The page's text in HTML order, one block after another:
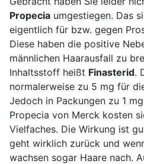
Propecia umgestiegen. Das
eigentlich für bzw. gegen
Diese haben die positive
männlichen Haarausfall zu
Inhaltsstoff heißt Finasterid.
normalerweise zu 5 mg für
Jedoch in Packungen zu 1
Propecia von Merck kosten
Vielfaches. Die Wirkung ist
geht wirklich zurück und
wachsen sogar Haare nach.